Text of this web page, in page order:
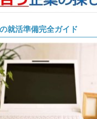
就活準備完全ガイド